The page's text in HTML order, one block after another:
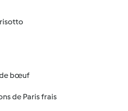
de bœuf
de Paris frais